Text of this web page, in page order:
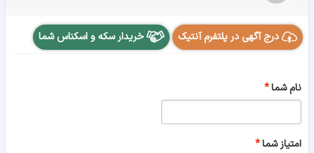
درج آگهی در پلتفرم آنتیک خریدار سکه و اسکناس شما
نام شما
امتیاز شما